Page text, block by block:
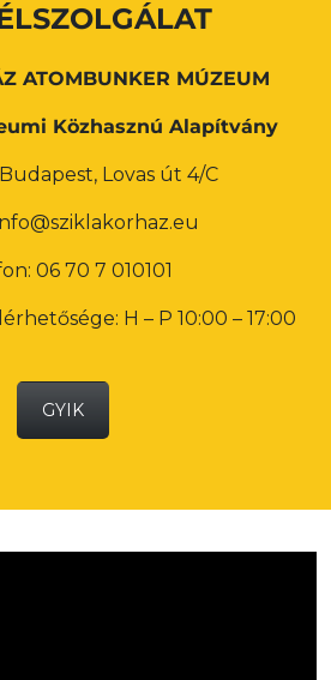
ATOMBUNKER MÚZEUM
Közhasznú Alapítvány
Budapest, Lovas út 4/C
06 70 7 010101
H – P 10:00 – 17:00
GYIK